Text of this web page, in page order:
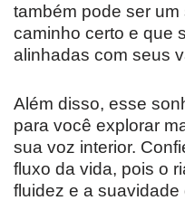
também pode ser
caminho certo e que
alinhadas com seus
Além disso, esse
para você explorar
sua voz interior.
fluxo da vida, pois o
fluidez e a